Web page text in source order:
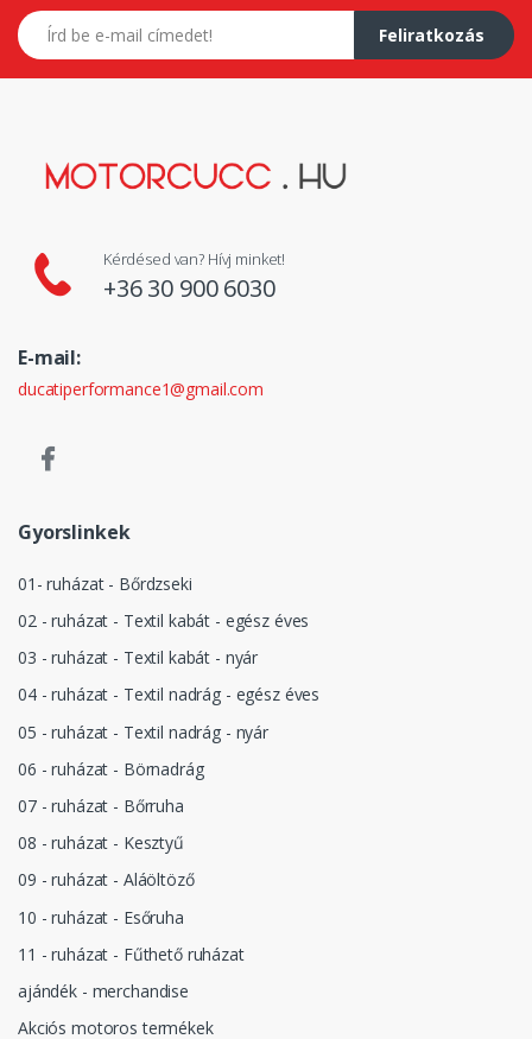
E-mail címed
Feliratkozás
Kérdésed van? Hívj minket!
+36 30 900 6030
E-mail:
ducatiperformance1@gmail.com
Gyorslinkek
01- ruházat - Bőrdzseki
02 - ruházat - Textil kabát - egész éves
03 - ruházat - Textil kabát - nyár
04 - ruházat - Textil nadrág - egész éves
05 - ruházat - Textil nadrág - nyár
06 - ruházat - Börnadrág
07 - ruházat - Bőrruha
08 - ruházat - Kesztyű
09 - ruházat - Aláöltöző
10 - ruházat - Esőruha
11 - ruházat - Fűthető ruházat
ajándék - merchandise
Akciós motoros termékek